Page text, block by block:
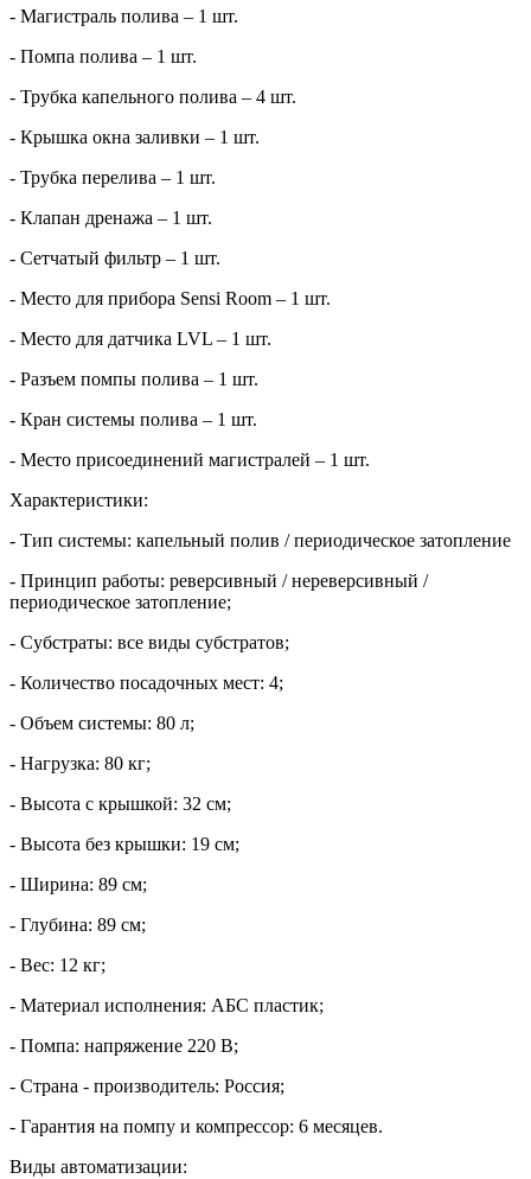
- Магистраль полива – 1 шт.
- Помпа полива – 1 шт.
- Трубка капельного полива – 4 шт.
- Крышка окна заливки – 1 шт.
- Трубка перелива – 1 шт.
- Клапан дренажа – 1 шт.
- Сетчатый фильтр – 1 шт.
- Место для прибора Sensi Room – 1 шт.
- Место для датчика LVL – 1 шт.
- Разъем помпы полива – 1 шт.
- Кран системы полива – 1 шт.
- Место присоединений магистралей – 1 шт.
Характеристики:
- Тип системы: капельный полив / периодическое затопление
- Принцип работы: реверсивный / нереверсивный /
периодическое затопление;
- Субстраты: все виды субстратов;
- Количество посадочных мест: 4;
- Объем системы: 80 л;
- Нагрузка: 80 кг;
- Высота с крышкой: 32 см;
- Высота без крышки: 19 см;
- Ширина: 89 см;
- Глубина: 89 см;
- Вес: 12 кг;
- Материал исполнения: АБС пластик;
- Помпа: напряжение 220 В;
- Страна - производитель: Россия;
- Гарантия на помпу и компрессор: 6 месяцев.
Виды автоматизации: